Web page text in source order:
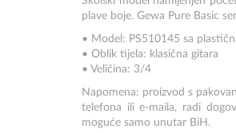
plave boje. Gewa Pure Basic
• Model: PS510145 sa
• Oblik tijela: klasična gitara
• Veličina: 3/4
Napomena: proizvod s
telefona ili e-maila, radi
moguće samo unutar BiH.